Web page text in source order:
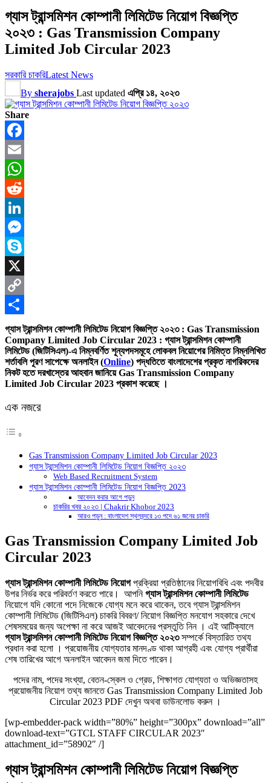
গ্যাস ট্রান্সমিশন কোম্পানী লিমিটেড নিয়োগ বিজ্ঞপ্তি
২০২৩ : Gas Transmission Company
Limited Job Circular 2023
সরকারি চাকরিLatest News
By sherajobs Last updated এপ্রি ১৪, ২০২৩
Share
Facebook
Email
WhatsApp
Reddit
LinkedIn
Messenger
Skype
X
Copy
Link
Share
গ্যাস ট্রান্সমিশন কোম্পানী লিমিটেড নিয়োগ বিজ্ঞপ্তি ২০২৩ : Gas Transmission
Company Limited Job Circular 2023 : গ্যাস ট্রান্সমিশন কোম্পানী
লিমিটেড (জিটিসিএল)-এ নিম্নবর্ণিত শূন্যপদসমূহে লোকবল নিয়োগের নিমিত্ত নিম্নলিখিত
শর্তাবলি পূরণ সাপেক্ষে অনলাইন (Online) পদ্ধতিতে বাংলাদেশের প্রকৃত নাগরিকদের
নিকট হতে দরখাস্তের আহবান জানিয়ে Gas Transmission Company
Limited Job Circular 2023 প্রকাশ করেছে ।
এক নজরে
Gas Transmission Company Limited Job Circular 2023
গ্যাস ট্রান্সমিশন কোম্পানী লিমিটেড নিয়োগ বিজ্ঞপ্তি ২০২৩
Web Based Recruitment System
গ্যাস ট্রান্সমিশন কোম্পানী লিমিটেড নিয়োগ বিজ্ঞপ্তি 2023
আবেদন করার আগে পড়ুন
চাকরির খবর ২০২৩ | Chakrir Khobor 2023
আরও পড়ুন : বাংলাদেশ স্থলবন্দরে ১৩ পদে ৬১ জনের চাকরি
Gas Transmission Company Limited Job
Circular 2023
গ্যাস ট্রান্সমিশন কোম্পানী লিমিটেড নিয়োগপ্রক্রিয়া প্রতিষ্ঠানের নিয়োগবিধি এবং পদবীর
উপর নির্ভর করে পরিবর্তণ করতে পারে। আপনিগ্যাস ট্রান্সমিশন কোম্পানী লিমিটেড
নিয়োগে যদি কোনো পদে নিজেকে যোগ্য মনে করে থাকেন, তবে গ্যাস ট্রান্সমিশন
কোম্পানী লিমিটেড (জিটিসিএল) চাকরি বিবরণ/ নিয়োগ বিজ্ঞপ্তি মনযোগ সহকারে দেখে
শেষসময়ের জন্য অপেক্ষা না করে আজই আবেদনের প্রস্তুতি নিন । এই আটিক্যালে
গ্যাস ট্রান্সমিশন কোম্পানী লিমিটেড নিয়োগ বিজ্ঞপ্তি ২০২৩সম্পর্কে বিস্তারিত তথ্য
প্রধান করা হলো । প্রয়োজনীয় যোগ্যতার মানদণ্ড থাকা আগ্রহী এবং যোগ্য প্রার্থীরা
শেষ তারিখের আগে অনলাইন আবেদন জমা দিতে পারেন।
পদের নাম, পদের সংখ্যা, বেতন-স্কেল ও গ্রেড, শিক্ষাগত যোগ্যতা ও অভিজ্ঞতাসহ
প্রয়োজনীয় নিয়োগ তথ্য জানতে Gas Transmission Company Limited Job
Circular 2023 PDF দেখুন অথবা ডাউনলোড করুন ।
[wp-embedder-pack width=”80%” height=”300px” download=”all”
download-text=”GTCL STAFF CIRCULAR 2023″
attachment_id=”58902″ /]
গ্যাস ট্রান্সমিশন কোম্পানী লিমিটেড নিয়োগ বিজ্ঞপ্তি